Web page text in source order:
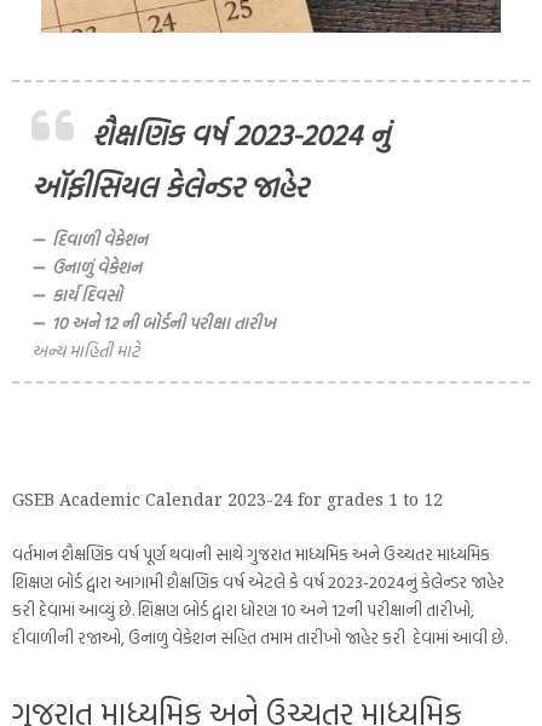
શૈક્ષણિક વર્ષ 2023-2024 નું
ઑફીસિયલ કેલેન્ડર જાહેર
➖ દિવાળી વેકેશન
➖ ઉનાળું વેકેશન
➖ કાર્ય દિવસો
➖ 10 અને 12 ની બોર્ડની પરીક્ષા તારીખ
અન્ય માહિતી માટે
GSEB Academic Calendar 2023-24 for grades 1 to 12
વર્તમાન શૈક્ષણિક વર્ષ પૂર્ણ થવાની સાથે ગુજરાત માધ્યમિક અને ઉચ્ચતર માધ્યમિક
શિક્ષણ બોર્ડ દ્વારા આગામી શૈક્ષણિક વર્ષ એટલે કે વર્ષ 2023-2024નું કેલેન્ડર જાહેર
કરી દેવામાં આવ્યું છે. શિક્ષણ બોર્ડ દ્વારા ધોરણ 10 અને 12ની પરીક્ષાની તારીખો,
દીવાળીની રજાઓ, ઉનાળુ વેકેશન સહિત તમામ તારીખો જાહેર કરી દેવામાં આવી છે.
ગુજરાત માધ્યમિક અને ઉચ્ચતર માધ્યમિક